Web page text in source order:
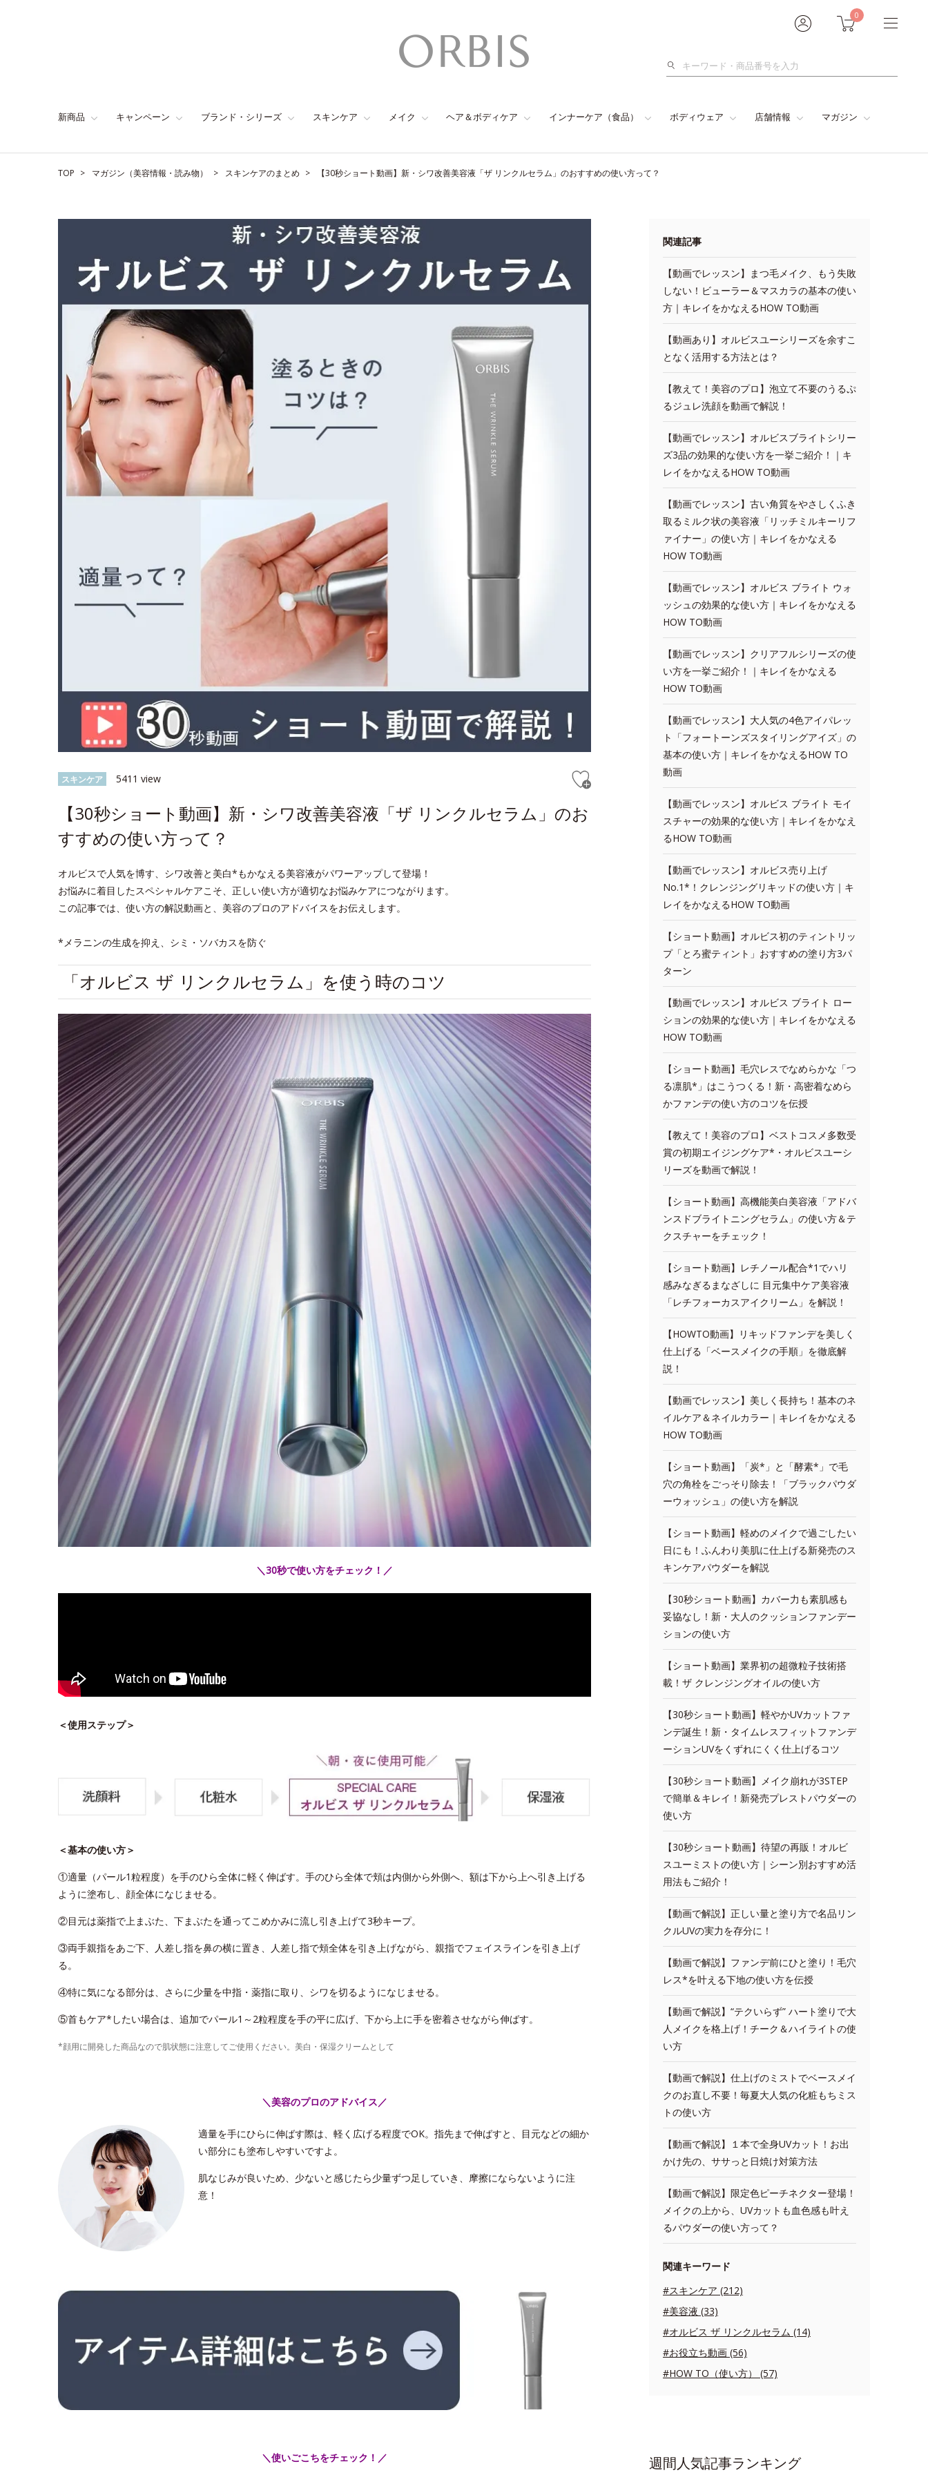
0
検
新商品 キャンペーン ブランド・シリーズ スキンケア メイク ヘア＆ボディケア インナーケア（食品） ボディウェア 店舗情報 マガジン
TOP マガジン（美容情報・読み物） スキンケアのまとめ 【30秒ショート動画】新・シワ改善美容液「ザ リンクルセラム」のおすすめの使い方って？
スキンケア 5411 view
【30秒ショート動画】新・シワ改善美容液「ザ リンクルセラム」のお
すすめの使い方って？
オルビスで人気を博す、シワ改善と美白*もかなえる美容液がパワーアップして登場！
お悩みに着目したスペシャルケアこそ、正しい使い方が適切なお悩みケアにつながります。
この記事では、使い方の解説動画と、美容のプロのアドバイスをお伝えします。
*メラニンの生成を抑え、シミ・ソバカスを防ぐ
「オルビス ザ リンクルセラム」を使う時のコツ
＼30秒で使い方をチェック！／
＜使用ステップ＞
＜基本の使い方＞
①適量（パール1粒程度）を手のひら全体に軽く伸ばす。手のひら全体で頬は内側から外側へ、額は下から上へ引き上げる
ように塗布し、顔全体になじませる。
②目元は薬指で上まぶた、下まぶたを通ってこめかみに流し引き上げて3秒キープ。
③両手親指をあご下、人差し指を鼻の横に置き、人差し指で頬全体を引き上げながら、親指でフェイスラインを引き上げ
る。
④特に気になる部分は、さらに少量を中指・薬指に取り、シワを切るようになじませる。
⑤首もケア*したい場合は、追加でパール1～2粒程度を手の平に広げ、下から上に手を密着させながら伸ばす。
*顔用に開発した商品なので肌状態に注意してご使用ください。美白・保湿クリームとして
＼美容のプロのアドバイス／
適量を手にひらに伸ばす際は、軽く広げる程度でOK。指先まで伸ばすと、目元などの細か
い部分にも塗布しやすいですよ。
肌なじみが良いため、少ないと感じたら少量ずつ足していき、摩擦にならないように注
意！
＼使いごこちをチェック！／
関連記事
【動画でレッスン】まつ毛メイク、もう失敗
しない！ビューラー＆マスカラの基本の使い
方｜キレイをかなえるHOW TO動画
【動画あり】オルビスユーシリーズを余すこ
となく活用する方法とは？
【教えて！美容のプロ】泡立て不要のうるぷ
るジュレ洗顔を動画で解説！
【動画でレッスン】オルビスブライトシリー
ズ3品の効果的な使い方を一挙ご紹介！｜キ
レイをかなえるHOW TO動画
【動画でレッスン】古い角質をやさしくふき
取るミルク状の美容液「リッチミルキーリフ
ァイナー」の使い方｜キレイをかなえる
HOW TO動画
【動画でレッスン】オルビス ブライト ウォ
ッシュの効果的な使い方｜キレイをかなえる
HOW TO動画
【動画でレッスン】クリアフルシリーズの使
い方を一挙ご紹介！｜キレイをかなえる
HOW TO動画
【動画でレッスン】大人気の4色アイパレッ
ト「フォートーンズスタイリングアイズ」の
基本の使い方｜キレイをかなえるHOW TO
動画
【動画でレッスン】オルビス ブライト モイ
スチャーの効果的な使い方｜キレイをかなえ
るHOW TO動画
【動画でレッスン】オルビス売り上げ
No.1*！クレンジングリキッドの使い方｜キ
レイをかなえるHOW TO動画
【ショート動画】オルビス初のティントリッ
プ「とろ蜜ティント」おすすめの塗り方3パ
ターン
【動画でレッスン】オルビス ブライト ロー
ションの効果的な使い方｜キレイをかなえる
HOW TO動画
【ショート動画】毛穴レスでなめらかな「つ
る凛肌*」はこうつくる！新・高密着なめら
かファンデの使い方のコツを伝授
【教えて！美容のプロ】ベストコスメ多数受
賞の初期エイジングケア*・オルビスユーシ
リーズを動画で解説！
【ショート動画】高機能美白美容液「アドバ
ンスドブライトニングセラム」の使い方＆テ
クスチャーをチェック！
【ショート動画】レチノール配合*1でハリ
感みなぎるまなざしに 目元集中ケア美容液
「レチフォーカスアイクリーム」を解説！
【HOWTO動画】リキッドファンデを美しく
仕上げる「ベースメイクの手順」を徹底解
説！
【動画でレッスン】美しく長持ち！基本のネ
イルケア＆ネイルカラー｜キレイをかなえる
HOW TO動画
【ショート動画】「炭*」と「酵素*」で毛
穴の角栓をごっそり除去！「ブラックパウダ
ーウォッシュ」の使い方を解説
【ショート動画】軽めのメイクで過ごしたい
日にも！ふんわり美肌に仕上げる新発売のス
キンケアパウダーを解説
【30秒ショート動画】カバー力も素肌感も
妥協なし！新・大人のクッションファンデー
ションの使い方
【ショート動画】業界初の超微粒子技術搭
載！ザ クレンジングオイルの使い方
【30秒ショート動画】軽やかUVカットファ
ンデ誕生！新・タイムレスフィットファンデ
ーションUVをくずれにくく仕上げるコツ
【30秒ショート動画】メイク崩れが3STEP
で簡単＆キレイ！新発売プレストパウダーの
使い方
【30秒ショート動画】待望の再販！オルビ
スユーミストの使い方｜シーン別おすすめ活
用法もご紹介！
【動画で解説】正しい量と塗り方で名品リン
クルUVの実力を存分に！
【動画で解説】ファンデ前にひと塗り！毛穴
レス*を叶える下地の使い方を伝授
【動画で解説】“テクいらず” ハート塗りで大
人メイクを格上げ！チーク＆ハイライトの使
い方
【動画で解説】仕上げのミストでベースメイ
クのお直し不要！毎夏大人気の化粧もちミス
トの使い方
【動画で解説】１本で全身UVカット！お出
かけ先の、ササっと日焼け対策方法
【動画で解説】限定色ピーチネクター登場！
メイクの上から、UVカットも血色感も叶え
るパウダーの使い方って？
関連キーワード
#スキンケア (212)
#美容液 (33)
#オルビス ザ リンクルセラム (14)
#お役立ち動画 (56)
#HOW TO（使い方） (57)
週間人気記事ランキング